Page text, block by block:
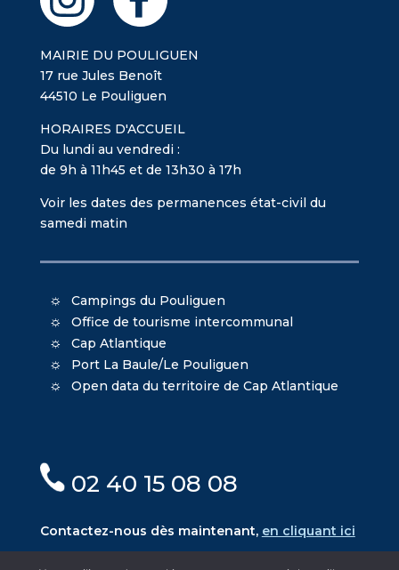
MAIRIE DU POULIGUEN
17 rue Jules Benoît
44510 Le Pouliguen
HORAIRES D'ACCUEIL
Du lundi au vendredi :
de 9h à 11h45 et de 13h30 à 17h
Voir les dates des permanences état-civil du
samedi matin
Campings du Pouliguen
Office de tourisme intercommunal
Cap Atlantique
Port La Baule/Le Pouliguen
Open data du territoire de Cap Atlantique
02 40 15 08 08
Contactez-nous dès maintenant, en cliquant ici